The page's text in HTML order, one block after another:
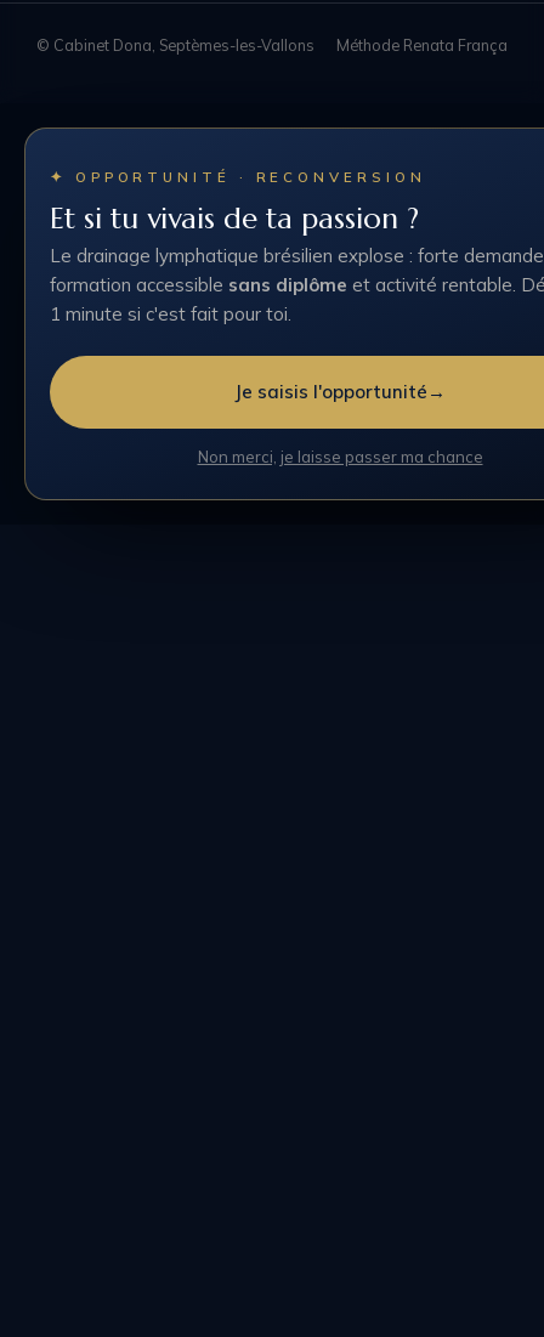
© Cabinet Dona, Septèmes-les-Vallons Méthode Renata França
✦ OPPORTUNITÉ · RECONVERSION
Et si tu vivais de ta passion ?
Le drainage lymphatique brésilien explose : forte
formation accessible sans diplôme et activité rentable.
1 minute si c'est fait pour toi.
Je saisis l'opportunité →
Non merci, je laisse passer ma chance